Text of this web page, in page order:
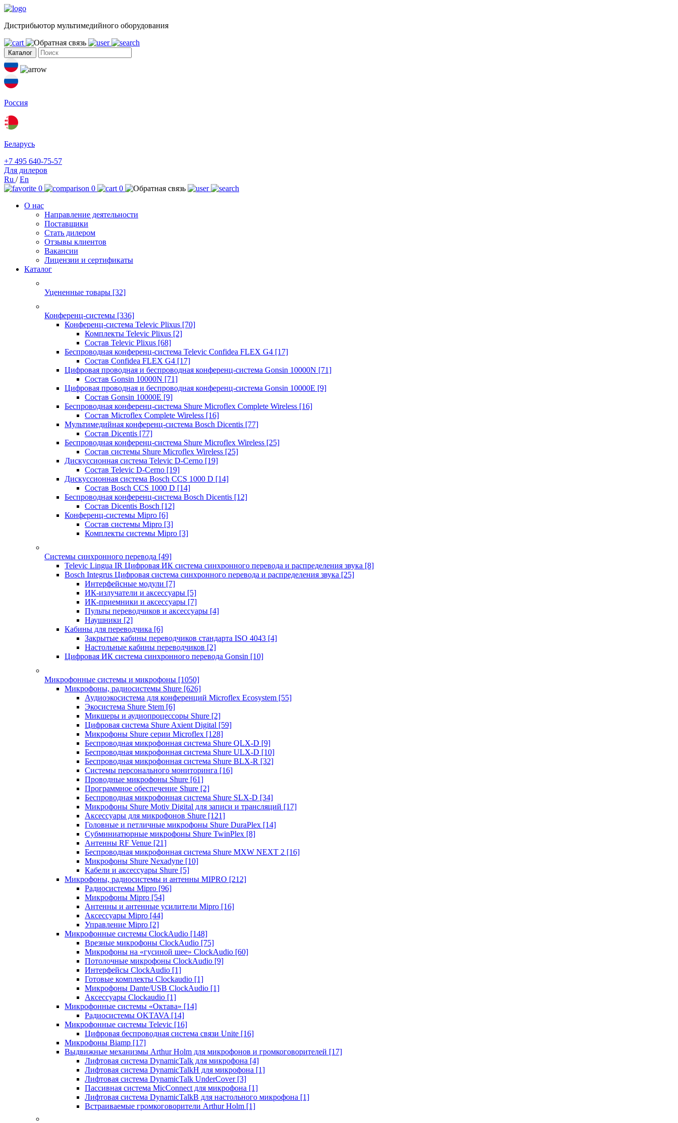
Дистрибьютор мультимедийного оборудования
Каталог
Россия
Беларусь
+7 495 640-75-57
Для дилеров
Ru /En
0
0
0
О нас
Направление деятельности
Поставщики
Стать дилером
Отзывы клиентов
Вакансии
Лицензии и сертификаты
Каталог
Уцененные товары [32]
Конференц-системы [336]
Конференц-система Televic Plixus [70]
Комплекты Televic Plixus [2]
Состав Televic Plixus [68]
Беспроводная конференц-система Televic Confidea FLEX G4 [17]
Состав Confidea FLEX G4 [17]
Цифровая проводная и беспроводная конференц-система Gonsin 10000N [71]
Состав Gonsin 10000N [71]
Цифровая проводная и беспроводная конференц-система Gonsin 10000E [9]
Состав Gonsin 10000E [9]
Беспроводная конференц-система Shure Microflex Complete Wireless [16]
Состав Microflex Complete Wireless [16]
Мультимедийная конференц-система Bosch Dicentis [77]
Состав Dicentis [77]
Беспроводная конференц-система Shure Microflex Wireless [25]
Состав системы Shure Microflex Wireless [25]
Дискуссионная система Televic D-Cerno [19]
Состав Televic D-Cerno [19]
Дискуссионная система Bosch CCS 1000 D [14]
Состав Bosch CCS 1000 D [14]
Беспроводная конференц-система Bosch Dicentis [12]
Состав Dicentis Bosch [12]
Конференц-системы Mipro [6]
Состав системы Mipro [3]
Комплекты системы Mipro [3]
Системы синхронного перевода [49]
Televic Lingua IR Цифровая ИК система синхронного перевода и распределения звука [8]
Bosch Integrus Цифровая система синхронного перевода и распределения звука [25]
Интерфейсные модули [7]
ИК-излучатели и аксессуары [5]
ИК-приемники и аксессуары [7]
Пульты переводчиков и аксессуары [4]
Наушники [2]
Кабины для переводчика [6]
Закрытые кабины переводчиков стандарта ISO 4043 [4]
Настольные кабины переводчиков [2]
Цифровая ИК система синхронного перевода Gonsin [10]
Микрофонные системы и микрофоны [1050]
Микрофоны, радиосистемы Shure [626]
Аудиоэкосистема для конференций Microflex Ecosystem [55]
Экосистема Shure Stem [6]
Микшеры и аудиопроцессоры Shure [2]
Цифровая система Shure Axient Digital [59]
Микрофоны Shure серии Microflex [128]
Беспроводная микрофонная система Shure QLX-D [9]
Беспроводная микрофонная система Shure ULX-D [10]
Беспроводная микрофонная система Shure BLX-R [32]
Системы персонального мониторинга [16]
Проводные микрофоны Shure [61]
Программное обеспечение Shure [2]
Беспроводная микрофонная система Shure SLX-D [34]
Микрофоны Shure Motiv Digital для записи и трансляций [17]
Аксессуары для микрофонов Shure [121]
Головные и петличные микрофоны Shure DuraPlex [14]
Субминиатюрные микрофоны Shure TwinPlex [8]
Антенны RF Venue [21]
Беспроводная микрофонная система Shure MXW NEXT 2 [16]
Микрофоны Shure Nexadyne [10]
Кабели и аксессуары Shure [5]
Микрофоны, радиосистемы и антенны MIPRO [212]
Радиосистемы Mipro [96]
Микрофоны Mipro [54]
Антенны и антенные усилители Mipro [16]
Аксессуары Mipro [44]
Управление Mipro [2]
Микрофонные системы ClockAudio [148]
Врезные микрофоны ClockAudio [75]
Микрофоны на «гусиной шее» ClockAudio [60]
Потолочные микрофоны ClockAudio [9]
Интерфейсы ClockAudio [1]
Готовые комплекты Clockaudio [1]
Микрофоны Dante/USB ClockAudio [1]
Аксессуары Clockaudio [1]
Микрофонные системы «Октава» [14]
Радиосистемы OKTAVA [14]
Микрофонные системы Televic [16]
Цифровая беспроводная система связи Unite [16]
Микрофоны Biamp [17]
Выдвижные механизмы Arthur Holm для микрофонов и громкоговорителей [17]
Лифтовая система DynamicTalk для микрофона [4]
Лифтовая система DynamicTalkH для микрофона [1]
Лифтовая система DynamicTalk UnderCover [3]
Пассивная система MicConnect для микрофона [1]
Лифтовая система DynamicTalkB для настольного микрофона [1]
Встраиваемые громкоговорители Arthur Holm [1]